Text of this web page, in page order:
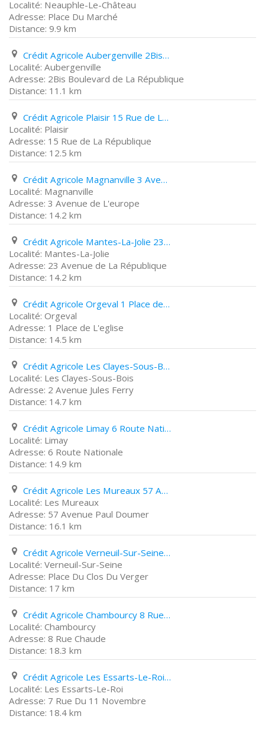
Neauphle-Le-Château
Place Du Marché
9.9 km
Crédit Agricole Aubergenville 2Bis Boulevard de La République
Aubergenville
2Bis Boulevard de La République
11.1 km
Crédit Agricole Plaisir 15 Rue de La République
Plaisir
15 Rue de La République
12.5 km
Crédit Agricole Magnanville 3 Avenue de L'europe
Magnanville
3 Avenue de L'europe
14.2 km
Crédit Agricole Mantes-La-Jolie 23 Avenue de La République
Mantes-La-Jolie
23 Avenue de La République
14.2 km
Crédit Agricole Orgeval 1 Place de L'eglise
Orgeval
1 Place de L'eglise
14.5 km
Crédit Agricole Les Clayes-Sous-Bois 2 Avenue Jules Ferry
Les Clayes-Sous-Bois
2 Avenue Jules Ferry
14.7 km
Crédit Agricole Limay 6 Route Nationale
Limay
6 Route Nationale
14.9 km
Crédit Agricole Les Mureaux 57 Avenue Paul Doumer
Les Mureaux
57 Avenue Paul Doumer
16.1 km
Crédit Agricole Verneuil-Sur-Seine Place Du Clos Du Verger
Verneuil-Sur-Seine
Place Du Clos Du Verger
17 km
Crédit Agricole Chambourcy 8 Rue Chaude
Chambourcy
8 Rue Chaude
18.3 km
Crédit Agricole Les Essarts-Le-Roi 7 Rue Du 11 Novembre
Les Essarts-Le-Roi
7 Rue Du 11 Novembre
18.4 km